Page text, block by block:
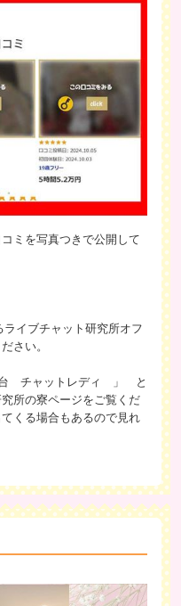
ミを写真つきで公開して
ライブチャット研究所オフ
さい。
チャットレディ 」 と
所の寮ページをご覧くだ
くる場合もあるので見れ